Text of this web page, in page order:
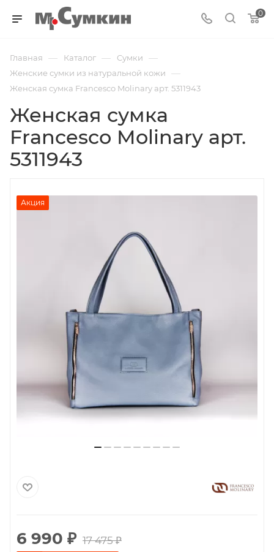
0
Главная — Каталог — Cумки —
Женские сумки из натуральной кожи —
Женская сумка Francesco Molinary арт. 5311943
Женская сумка
Francesco Molinary арт.
5311943
Акция
6 990 ₽ 17 475₽